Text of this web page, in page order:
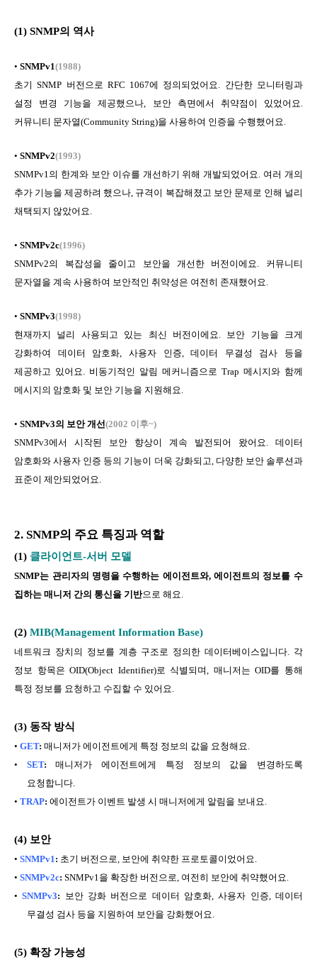
(1) SNMP의 역사
• SNMPv1(1988)
초기 SNMP 버전으로 RFC 1067에 정의되었어요. 간단한 모니터링과
설정 변경 기능을 제공했으나, 보안 측면에서 취약점이 있었어요.
커뮤니티 문자열(Community String)을 사용하여 인증을 수행했어요.
• SNMPv2(1993)
SNMPv1의 한계와 보안 이슈를 개선하기 위해 개발되었어요. 여러 개의
추가 기능을 제공하려 했으나, 규격이 복잡해졌고 보안 문제로 인해 널리
채택되지 않았어요.
• SNMPv2c(1996)
SNMPv2의 복잡성을 줄이고 보안을 개선한 버전이에요. 커뮤니티
문자열을 계속 사용하여 보안적인 취약성은 여전히 존재했어요.
• SNMPv3(1998)
현재까지 널리 사용되고 있는 최신 버전이에요. 보안 기능을 크게
강화하여 데이터 암호화, 사용자 인증, 데이터 무결성 검사 등을
제공하고 있어요. 비동기적인 알림 메커니즘으로 Trap 메시지와 함께
메시지의 암호화 및 보안 기능을 지원해요.
• SNMPv3의 보안 개선(2002 이후~)
SNMPv3에서 시작된 보안 향상이 계속 발전되어 왔어요. 데이터
암호화와 사용자 인증 등의 기능이 더욱 강화되고, 다양한 보안 솔루션과
표준이 제안되었어요.
2. SNMP의 주요 특징과 역할
(1) 클라이언트-서버 모델
SNMP는 관리자의 명령을 수행하는 에이전트와, 에이전트의 정보를 수
집하는 매니저 간의 통신을 기반으로 해요.
(2)MIB(Management Information Base)
네트워크 장치의 정보를 계층 구조로 정의한 데이터베이스입니다. 각
정보 항목은 OID(Object Identifier)로 식별되며, 매니저는 OID를 통해
특정 정보를 요청하고 수집할 수 있어요.
(3) 동작 방식
• GET: 매니저가 에이전트에게 특정 정보의 값을 요청해요.
•
SET: 매니저가 에이전트에게 특정 정보의 값을 변경하도록
요청합니다.
• TRAP: 에이전트가 이벤트 발생 시 매니저에게 알림을 보내요.
(4) 보안
• SNMPv1: 초기 버전으로, 보안에 취약한 프로토콜이었어요.
• SNMPv2c: SNMPv1을 확장한 버전으로, 여전히 보안에 취약했어요.
• SNMPv3: 보안 강화 버전으로 데이터 암호화, 사용자 인증, 데이터
무결성 검사 등을 지원하여 보안을 강화했어요.
(5) 확장 가능성